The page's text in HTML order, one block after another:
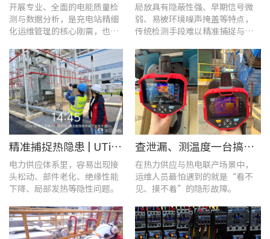
开展专业、全面的电能质量检
测与数据分析，是充电站精细
化运维管理的核心刚需，也是
转的关键环节。
局放具有隐蔽性强、早期信号微
弱、易被环境噪声掩盖等特点，
传统检测手段难以精准捕捉与定
精准捕捉热隐患 | UTi1020C红外热成像仪在发电站的实测应用
电力供应体系里，容易出现接
头松动、部件老化、绝缘性能
下降、局部发热等隐性问题。
查泄漏、测温度一台搞定！UT568F红外声成像仪让设备巡检更高效
在热力供应与热电联产场景中，
运维人员最怕遇到的就是“看不
见、摸不着”的隐形故障。